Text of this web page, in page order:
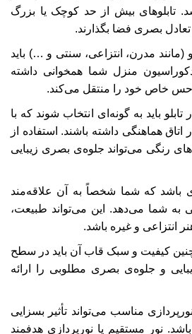
تابلوهای بیش از حد کوچک یا بزرگ
تعادل بصری فضا بگذارند.
(مانند مدرن، انتزاعی، سنتی و …) باید
منزل شما همخوانی داشته
حس خاص خود را منتقل می‌کند.
باید به گونه‌ای انتخاب شوند که با
هماهنگی داشته باشند. استفاده از
رنگی می‌تواند جلوه‌ی بصری زیبایی
باشد که شما شخصاً به آن علاقه‌مند
شما می‌دهد. این می‌تواند طبیعت،
انتزاعی و غیره باشد.
کیفیت و سبک قاب آن باید در سطح
زیبایی و جلوه‌ی بصری مطلوبی را ارائه
مناسب می‌تواند تأثیر بسزایی
نور مستقیم یا نورپردازی هدفمند